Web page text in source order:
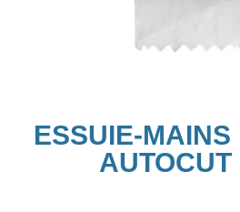
ESSUIE-MAINS
AUTOCUT